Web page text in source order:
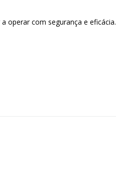
operar com segurança e eficácia.